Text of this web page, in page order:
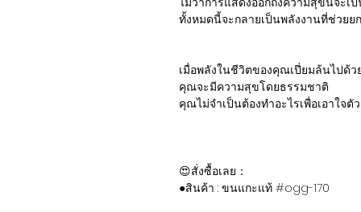
ทั้งหมดนี้จะกลายเป็นพลังงานที่ช่วย
เมื่อพลังในชีวิตของคุณเปี่ยมล้นไปด้
คุณจะมีความสุขโดยธรรมชาติ
คุณไม่จำเป็นต้องทำอะไรเพื่อเอาใจตัว
😍สั่งซื้อเลย：
●สินค้า : ขนแกะแท้ #ogg-170